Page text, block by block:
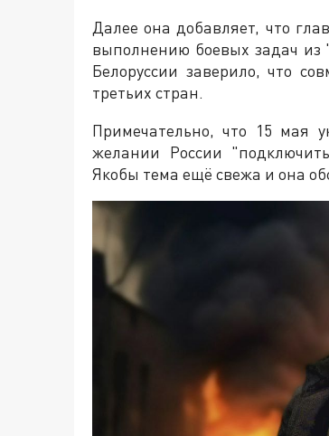
Далее она добавляет, что
выполнению боевых задач из
Белоруссии заверило, что
третьих стран.
Примечательно, что 15 мая
желании России
Якобы тема ещё свежа и она